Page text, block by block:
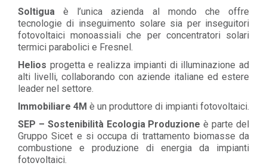
Soltiguaè l’unica azienda al mondo che offre
tecnologie di inseguimento solare sia per inseguitori
fotovoltaici monoassiali che per concentratori solari
termici parabolici e Fresnel.
Helios progetta e realizza impianti di illuminazione ad
alti livelli, collaborando con aziende italiane ed estere
leader nel settore.
Immobiliare 4M è un produttore di impianti fotovoltaici.
SEP – Sostenibilità Ecologia Produzioneè parte del
Gruppo Sicet e si occupa di trattamento biomasse da
combustione e produzione di energia da impianti
fotovoltaici.